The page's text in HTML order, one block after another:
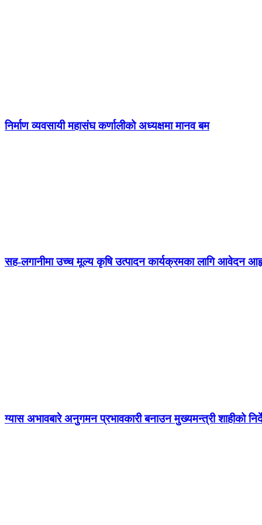
निर्माण व्यवसायी महासंघ कर्णालीको अध्यक्षमा मानव बम
सह-लगानीमा उच्च मूल्य कृषि उत्पादन कार्यक्रमका लागि आवेदन
ग्यास अभावबारे अनुगमन प्रभावकारी बनाउन मुख्यमन्त्री शाहीको